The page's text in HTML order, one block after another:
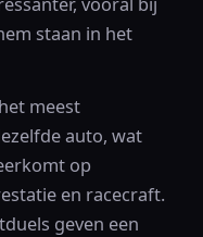
staan in het
meest
auto, wat
op
en racecraft.
geven een